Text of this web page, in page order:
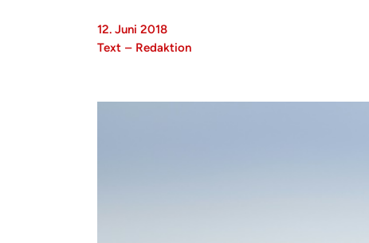
12. Juni 2018
Text – Redaktion